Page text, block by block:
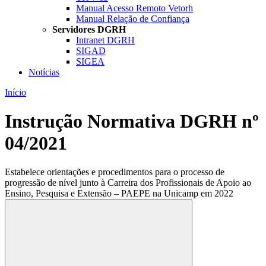
Manual Acesso Remoto Vetorh
Manual Relação de Confiança
Servidores DGRH
Intranet DGRH
SIGAD
SIGEA
Notícias
Início
Instrução Normativa DGRH nº
04/2021
Estabelece orientações e procedimentos para o processo de
progressão de nível junto à Carreira dos Profissionais de Apoio ao
Ensino, Pesquisa e Extensão – PAEPE na Unicamp em 2022